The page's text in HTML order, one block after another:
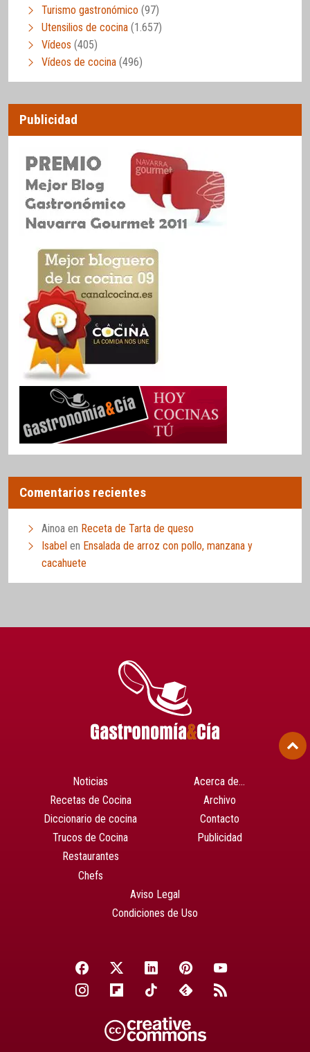
Turismo gastronómico (97)
Utensilios de cocina (1.657)
Vídeos (405)
Vídeos de cocina (496)
Publicidad
Comentarios recientes
Ainoa en Receta de Tarta de queso
Isabel en Ensalada de arroz con pollo, manzana y
cacahuete
Noticias
Recetas de Cocina
Diccionario de cocina
Trucos de Cocina
Restaurantes
Chefs
Acerca de…
Archivo
Contacto
Publicidad
Aviso Legal
Condiciones de Uso